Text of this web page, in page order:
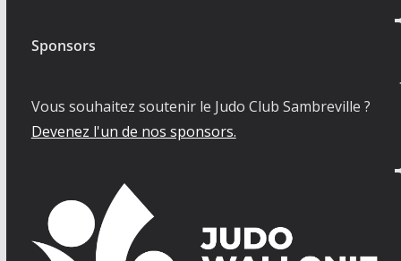
Sponsors
Vous souhaitez soutenir le Judo Club Sambreville ?
Devenez l'un de nos sponsors.